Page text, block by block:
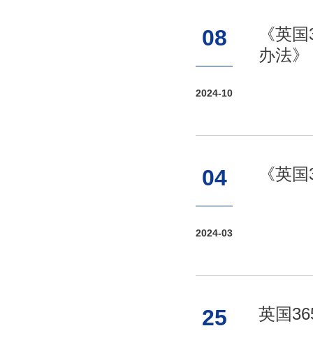
08
2024-10
《英
办法
04
2024-03
《英
25 英国